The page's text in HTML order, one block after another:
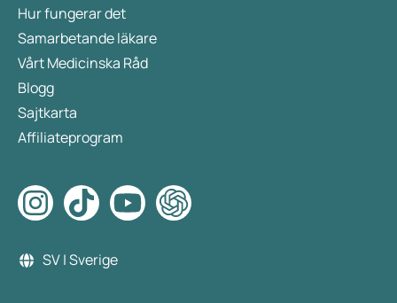
Hur fungerar det
Samarbetande läkare
Vårt Medicinska Råd
Blogg
Sajtkarta
Affiliateprogram
SV | Sverige